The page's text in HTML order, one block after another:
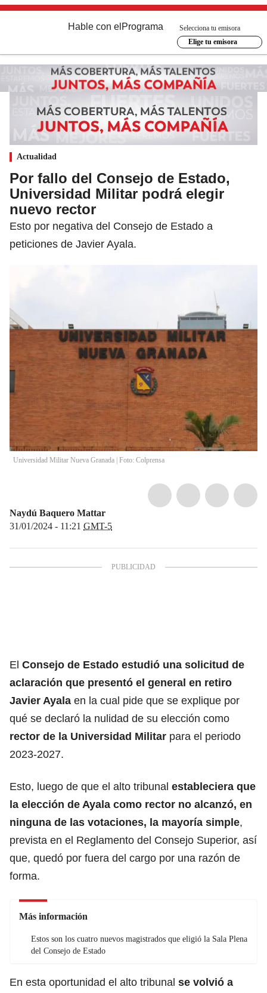
Hable con el Programa
Selecciona tu emisora
Elige tu emisora
Actualidad
Por fallo del Consejo de Estado,
Universidad Militar podrá elegir
nuevo rector
Esto por negativa del Consejo de Estado a
peticiones de Javier Ayala.
Universidad Militar Nueva Granada | Foto: Colprensa
Naydú Baquero Mattar
31/01/2024 - 11:21 GMT-5
El Consejo de Estado estudió una solicitud de
aclaración que presentó el general en retiro
Javier Ayala en la cual pide que se explique por
qué se declaró la nulidad de su elección como
rector de la Universidad Militar para el periodo
2023-2027.
Esto, luego de que el alto tribunal estableciera que
la elección de Ayala como rector no alcanzó, en
ninguna de las votaciones, la mayoría simple,
prevista en el Reglamento del Consejo Superior, así
que, quedó por fuera del cargo por una razón de
forma.
Más información
Estos son los cuatro nuevos magistrados que eligió la Sala Plena
del Consejo de Estado
En esta oportunidad el alto tribunal se volvió a